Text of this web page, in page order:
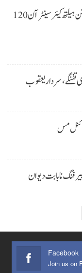
ایجوکیشن سپورٹ پروگرام،گوادر، اسکول ایجوکیشن ہیلتھ کیئر سینٹر آن 120
سردار یعقوب
مس
Facebook